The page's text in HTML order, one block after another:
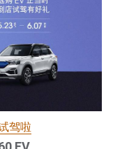
驾啦